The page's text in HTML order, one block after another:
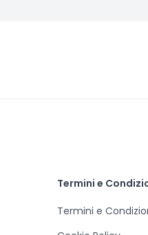
Termini e
Termini e